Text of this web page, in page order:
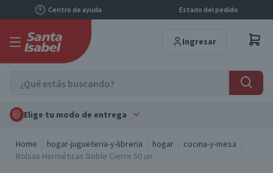
Centro de ayuda Estado del pedido
Ingresar
Elige tu modo de entrega
Home hogar-jugueteria-y-libreria hogar
cocina-y-mesa
Bolsas Herméticas Doble Cierre 50 un.